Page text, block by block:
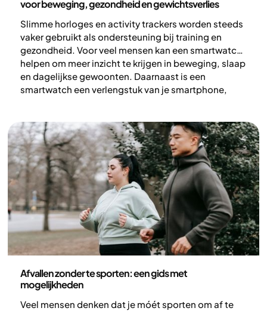
voor beweging, gezondheid en gewichtsverlies
Slimme horloges en activity trackers worden steeds
vaker gebruikt als ondersteuning bij training en
gezondheid. Voor veel mensen kan een smartwatch
helpen om meer inzicht te krijgen in beweging, slaap
en dagelijkse gewoonten. Daarnaast is een
smartwatch een verlengstuk van je smartphone,
gebruiken. Maar hoe kun je een smartwatch op een
zinvolle manier inzetten bij training en
gewichtsverlies?
Afvallen zonder te sporten: een gids met
mogelijkheden
Veel mensen denken dat je móét sporten om af te